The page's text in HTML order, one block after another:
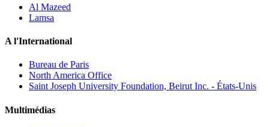
Al Mazeed
Lamsa
A l'International
Bureau de Paris
North America Office
Saint Joseph University Foundation, Beirut Inc. - États-Unis
Multimédias